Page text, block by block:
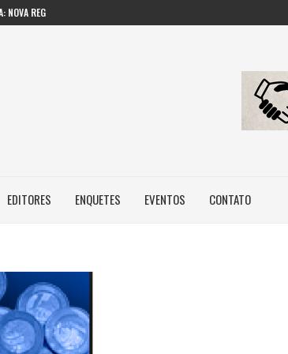
NOVA REGRA...
EDITORES ENQUETES EVENTOS CONTATO